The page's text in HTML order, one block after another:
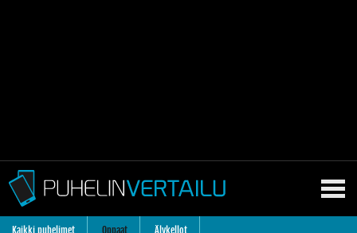
Kaikki puhelimet Oppaat Älykellot